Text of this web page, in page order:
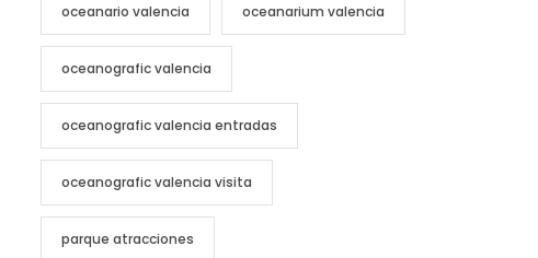
oceanario valencia oceanarium valencia
oceanografic valencia
oceanografic valencia entradas
oceanografic valencia visita
parque atracciones